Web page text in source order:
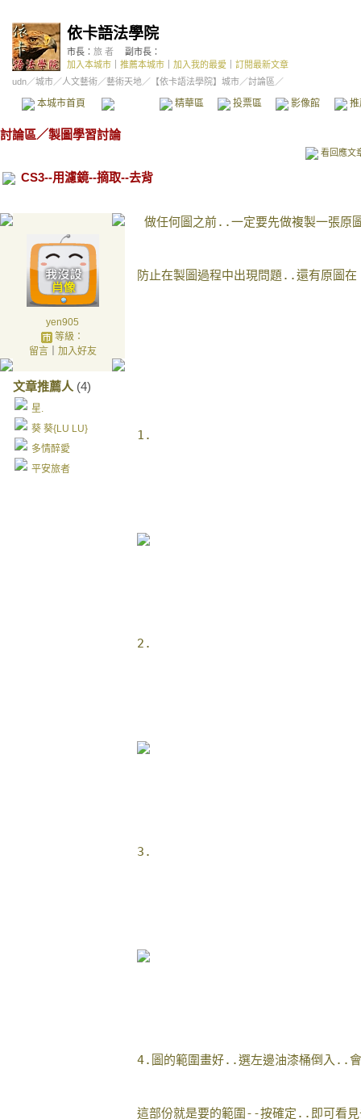
依卡語法學院
市長： 旅 者
副市長：
加入本城市
推薦本城市 加入我的最愛
訂閱最新文章
udn／城市／人文藝術／藝術天地／ 【依卡語法學院】城市／討論區／
本城市首頁 精華區 投票區 影像館
討論區／製圖學習討論
看回應文
CS3--用濾鏡--摘取--去背
yen905
等級：
留言｜ 加入好友
文章推薦人 (4)
星.
葵 葵{LU LU}
多情醉愛
平安旅者